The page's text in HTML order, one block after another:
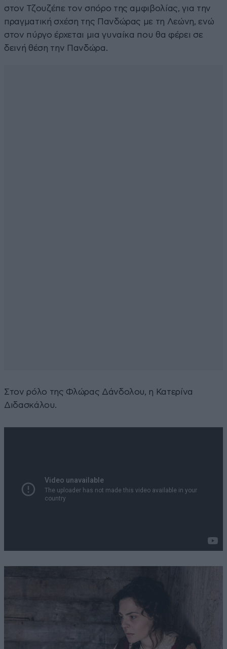
στον Τζουζέπε τον σπόρο της αμφιβολίας, για την
πραγματική σχέση της Πανδώρας με τη Λεώνη, ενώ
στον πύργο έρχεται μια γυναίκα που θα φέρει σε
δεινή θέση την Πανδώρα.
Στον ρόλο της Φλώρας Δάνδολου, η Κατερίνα
Διδασκάλου.